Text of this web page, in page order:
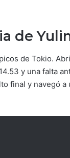
de
de Tokio.
y una falta
final y navegó